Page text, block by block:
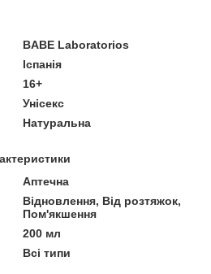
BABE Laboratorios
Іспанія
16+
Унісекс
Натуральна
Аптечна
Відновлення, Від розтяжок,
Пом'якшення
200 мл
Всі типи